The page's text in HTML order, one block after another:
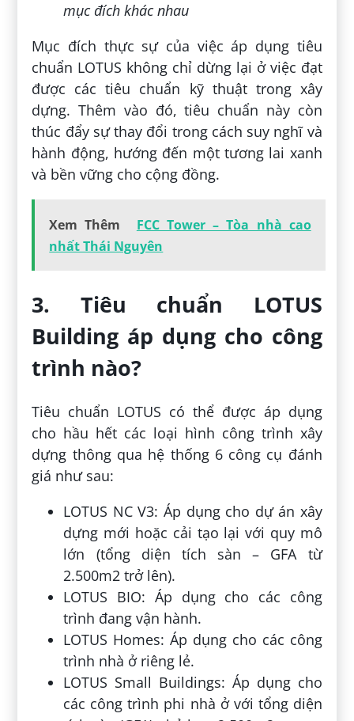
mục đích khác nhau
Mục đích thực sự của việc áp dụng tiêu
chuẩn LOTUS không chỉ dừng lại ở việc đạt
được các tiêu chuẩn kỹ thuật trong xây
dựng. Thêm vào đó, tiêu chuẩn này còn
thúc đẩy sự thay đổi trong cách suy nghĩ và
hành động, hướng đến một tương lai xanh
và bền vững cho cộng đồng.
Xem Thêm
FCC Tower – Tòa nhà cao
nhất Thái Nguyên
3. Tiêu chuẩn LOTUS
Building áp dụng cho công
trình nào?
Tiêu chuẩn LOTUS có thể được áp dụng
cho hầu hết các loại hình công trình xây
dựng thông qua hệ thống 6 công cụ đánh
giá như sau:
LOTUS NC V3: Áp dụng cho dự án xây
dựng mới hoặc cải tạo lại với quy mô
lớn (tổng diện tích sàn – GFA từ
2.500m2 trở lên).
LOTUS BIO: Áp dụng cho các công
trình đang vận hành.
LOTUS Homes: Áp dụng cho các công
trình nhà ở riêng lẻ.
LOTUS Small Buildings: Áp dụng cho
các công trình phi nhà ở với tổng diện